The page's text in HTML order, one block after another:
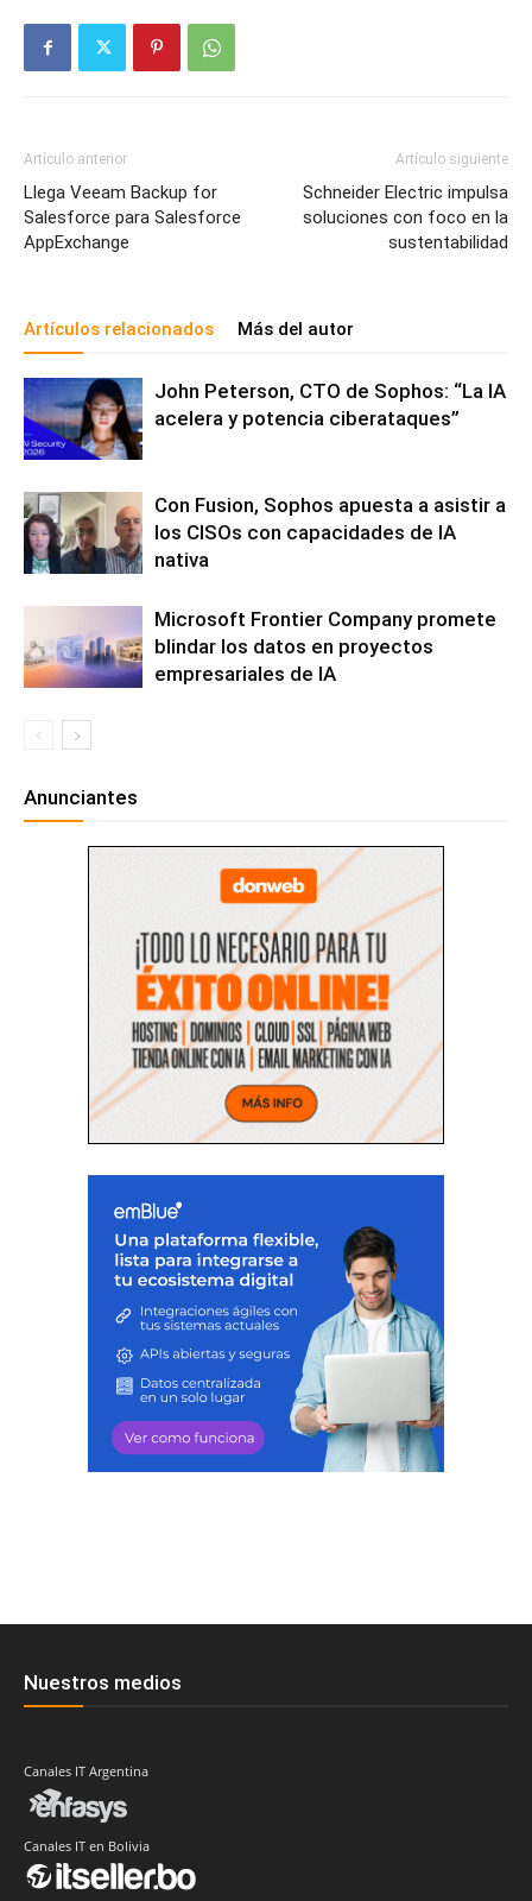
Artículo anterior
Llega Veeam Backup for
Salesforce para Salesforce
AppExchange
Artículo siguiente
Schneider Electric impulsa
soluciones con foco en la
sustentabilidad
Artículos relacionados Más del autor
John Peterson, CTO de Sophos: “La IA
acelera y potencia ciberataques”
Con Fusion, Sophos apuesta a asistir a
los CISOs con capacidades de IA
nativa
Microsoft Frontier Company promete
blindar los datos en proyectos
empresariales de IA
Anunciantes
Nuestros medios
Canales IT Argentina
Canales IT en Bolivia